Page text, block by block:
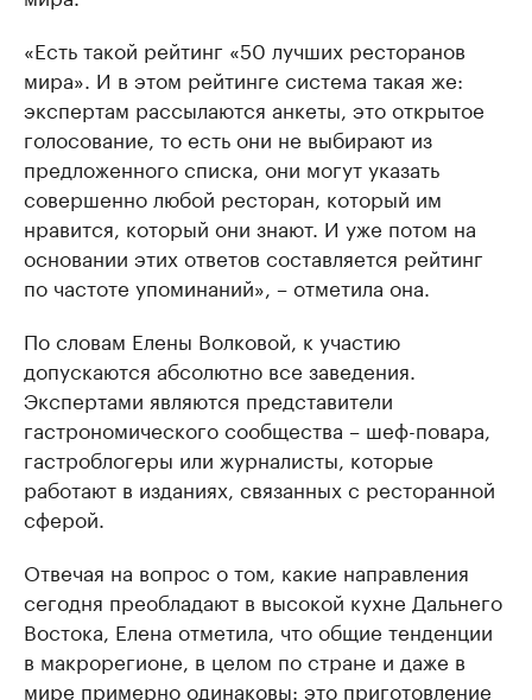
«Есть такой рейтинг «50 лучших ресторанов
мира». И в этом рейтинге система такая же:
экспертам рассылаются анкеты, это открытое
голосование, то есть они не выбирают из
предложенного списка, они могут указать
совершенно любой ресторан, который им
нравится, который они знают. И уже потом на
основании этих ответов составляется рейтинг
по частоте упоминаний», – отметила она.
По словам Елены Волковой, к участию
допускаются абсолютно все заведения.
Экспертами являются представители
гастрономического сообщества – шеф-повара,
гастроблогеры или журналисты, которые
работают в изданиях, связанных с ресторанной
сферой.
Отвечая на вопрос о том, какие направления
сегодня преобладают в высокой кухне Дальнего
Востока, Елена отметила, что общие тенденции
в макрорегионе, в целом по стране и даже в
мире примерно одинаковы: это приготовление